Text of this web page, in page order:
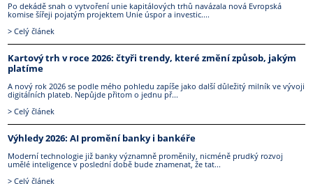
Po dekádě snah o vytvoření unie kapitálových trhů navázala nová Evropská
komise šířeji pojatým projektem Unie úspor a investic....
> Celý článek
Kartový trh v roce 2026: čtyři trendy, které změní způsob, jakým
platíme
A nový rok 2026 se podle mého pohledu zapíše jako další důležitý milník ve vývoji
digitálních plateb. Nepůjde přitom o jednu př...
> Celý článek
Výhledy 2026: AI promění banky i bankéře
Moderní technologie již banky významně proměnily, nicméně prudký rozvoj
umělé inteligence v poslední době bude znamenat, že tat...
> Celý článek